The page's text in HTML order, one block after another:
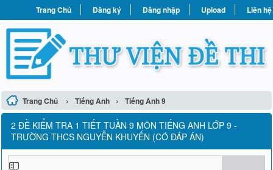
Trang Chủ Đăng ký Đăng nhập Upload Liên hệ
Trang Chủ › Tiếng Anh › Tiếng Anh 9
2 ĐỀ KIỂM TRA 1 TIẾT TUẦN 9 MÔN TIẾNG ANH LỚP 9 -
TRƯỜNG THCS NGUYỄN KHUYẾN (CÓ ĐÁP ÁN)